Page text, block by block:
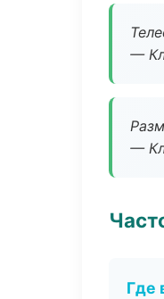
—
—
Где